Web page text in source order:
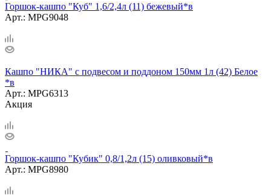
Горшок-кашпо "Куб" 1,6/2,4л (11) бежевый*в
Арт.: MPG9048
Кашпо "НИКА" с подвесом и поддоном 150мм 1л (42) Белое
*в
Арт.: MPG6313
Акция
Горшок-кашпо "Кубик" 0,8/1,2л (15) оливковый*в
Арт.: MPG8980